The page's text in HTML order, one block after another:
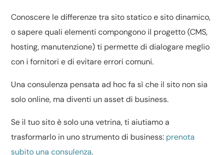
Conoscere le differenze trasito statico e sito dinamico,
o saperequali elementi compongono il progetto(CMS,
hosting, manutenzione) ti permette di dialogare meglio
con i fornitori e di evitare errori comuni.
Una consulenza pensata ad hoc fa sì che il sito non sia
solo online, ma diventi un asset di business.
Se il tuo sito è solo una vetrina, ti aiutiamo a
trasformarlo in uno strumento di business: prenota
subito una consulenza.